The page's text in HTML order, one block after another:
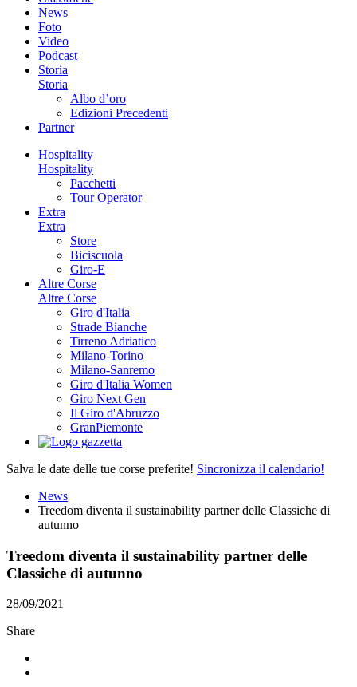
News
Foto
Video
Podcast
Storia
Storia
Albo d’oro
Edizioni Precedenti
Partner
Hospitality
Hospitality
Pacchetti
Tour Operator
Extra
Extra
Store
Biciscuola
Giro-E
Altre Corse
Altre Corse
Giro d'Italia
Strade Bianche
Tirreno Adriatico
Milano-Torino
Milano-Sanremo
Giro d'Italia Women
Giro Next Gen
Il Giro d'Abruzzo
GranPiemonte
Salva le date delle tue corse preferite! Sincronizza il calendario!
News
Treedom diventa il sustainability partner delle Classiche di
autunno
Treedom diventa il sustainability partner delle
Classiche di autunno
28/09/2021
Share